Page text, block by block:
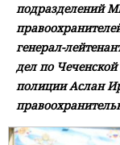
подразделений
генерал-
дел по Чеченской
полиции Аслан